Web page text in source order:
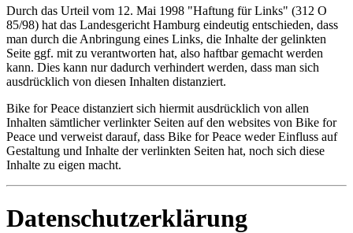
Durch das Urteil vom 12. Mai 1998 "Haftung für Links" (312 O
85/98) hat das Landesgericht Hamburg eindeutig entschieden, dass
man durch die Anbringung eines Links, die Inhalte der gelinkten
Seite ggf. mit zu verantworten hat, also haftbar gemacht werden
kann. Dies kann nur dadurch verhindert werden, dass man sich
ausdrücklich von diesen Inhalten distanziert.
Bike for Peace distanziert sich hiermit ausdrücklich von allen
Inhalten sämtlicher verlinkter Seiten auf den websites von Bike for
Peace und verweist darauf, dass Bike for Peace weder Einfluss auf
Gestaltung und Inhalte der verlinkten Seiten hat, noch sich diese
Inhalte zu eigen macht.
Datenschutzerklärung